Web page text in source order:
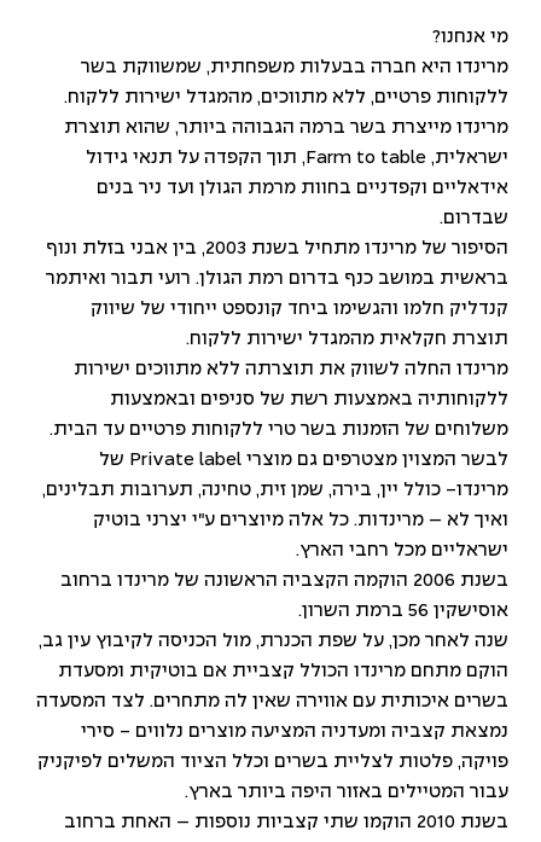
מי אנחנו?
מרינדו היא חברה בבעלות משפחתית, שמשווקת בשר
ללקוחות פרטיים, ללא מתווכים, מהמגדל ישירות ללקוח.
מרינדו מייצרת בשר ברמה הגבוהה ביותר, שהוא תוצרת
ישראלית, Farm to table, תוך הקפדה על תנאי גידול
אידאליים וקפדניים בחוות מרמת הגולן ועד ניר בנים
שבדרום.
הסיפור של מרינדו מתחיל בשנת 2003, בין אבני בזלת ונוף
בראשית במושב כנף בדרום רמת הגולן. רועי תבור ואיתמר
קנדליק חלמו והגשימו ביחד קונספט ייחודי של שיווק
תוצרת חקלאית מהמגדל ישירות ללקוח.
מרינדו החלה לשווק את תוצרתה ללא מתווכים ישירות
ללקוחותיה באמצעות רשת של סניפים ובאמצעות
משלוחים של הזמנות בשר טרי ללקוחות פרטיים עד הבית.
לבשר המצוין מצטרפים גם מוצרי Private label של
מרינדו- כולל יין, בירה, שמן זית, טחינה, תערובות תבלינים,
ואיך לא – מרינדות. כל אלה מיוצרים ע"י יצרני בוטיק
ישראליים מכל רחבי הארץ.
בשנת 2006 הוקמה הקצביה הראשונה של מרינדו ברחוב
אוסישקין 56 ברמת השרון.
שנה לאחר מכן, על שפת הכנרת, מול הכניסה לקיבוץ עין גב,
הוקם מתחם מרינדו הכולל קצביית אם בוטיקית ומסעדת
בשרים איכותית עם אווירה שאין לה מתחרים. לצד המסעדה
נמצאת קצביה ומעדניה המציעה מוצרים נלווים - סירי
פויקה, פלטות לצליית בשרים וכלל הציוד המשלים לפיקניק
עבור המטיילים באזור היפה ביותר בארץ.
בשנת 2010 הוקמו שתי קצביות נוספות – האחת ברחוב